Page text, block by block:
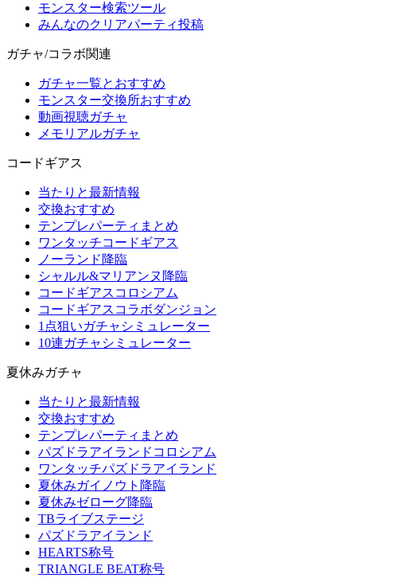
モンスター検索ツール
みんなのクリアパーティ投稿
ガチャ/コラボ関連
ガチャ一覧とおすすめ
モンスター交換所おすすめ
動画視聴ガチャ
メモリアルガチャ
コードギアス
当たりと最新情報
交換おすすめ
テンプレパーティまとめ
ワンタッチコードギアス
ノーランド降臨
シャルル&マリアンヌ降臨
コードギアスコロシアム
コードギアスコラボダンジョン
1点狙いガチャシミュレーター
10連ガチャシミュレーター
夏休みガチャ
当たりと最新情報
交換おすすめ
テンプレパーティまとめ
パズドラアイランドコロシアム
ワンタッチパズドラアイランド
夏休みガイノウト降臨
夏休みゼローグ降臨
TBライブステージ
パズドラアイランド
HEARTS称号
TRIANGLE BEAT称号